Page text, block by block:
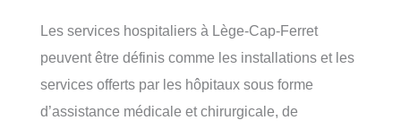
Les services hospitaliers à Lège-Cap-Ferret
peuvent être définis comme les installations et les
services offerts par les hôpitaux sous forme
d’assistance médicale et chirurgicale, de